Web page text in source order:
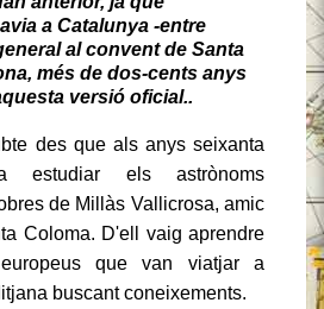
a Catalunya -entre
al convent de Santa
més de dos-cents anys
versió oficial..
des que als anys seixanta
estudiar els astrònoms
de Millàs Vallicrosa, amic
Coloma. D'ell vaig aprendre
que van viatjar a
buscant coneixements.